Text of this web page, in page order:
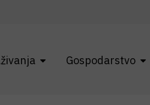
Gospodarstvo